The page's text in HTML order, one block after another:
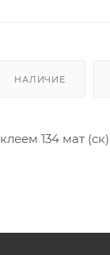
НАЛИЧИЕ
134 мат (ск)